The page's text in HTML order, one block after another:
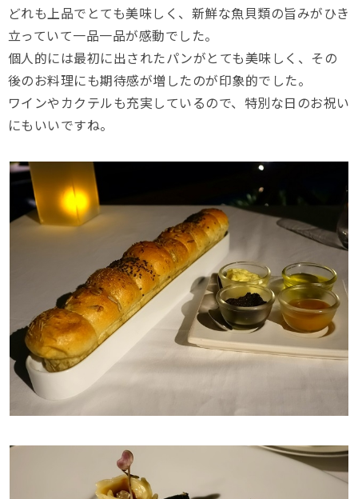
どれも上品でとても美味しく、新鮮な魚貝類の旨みがひき
立っていて一品一品が感動でした。
個人的には最初に出されたパンがとても美味しく、その
後のお料理にも期待感が増したのが印象的でした。
ワインやカクテルも充実しているので、特別な日のお祝い
にもいいですね。